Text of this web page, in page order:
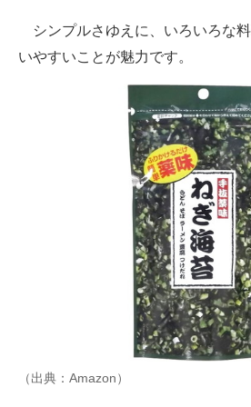
シンプルさゆえに、いろいろな
いやすいことが魅力です。
（出典：Amazon）